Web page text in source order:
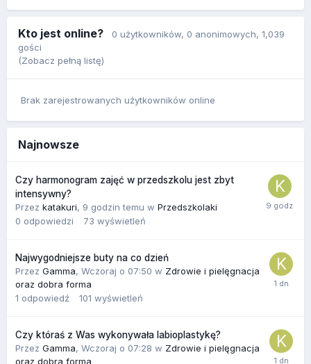
Kto jest online? 0 użytkowników, 0 anonimowych, 1,039
gości
(Zobacz pełną listę)
Brak zarejestrowanych użytkowników online
Najnowsze
Czy harmonogram zajęć w przedszkolu jest zbyt
intensywny?
Przez katakuri, 9 godzin temu w Przedszkolaki
0 odpowiedzi 73 wyświetleń
Najwygodniejsze buty na co dzień
Przez Gamma, Wczoraj o 07:50 w Zdrowie i pielęgnacja
oraz dobra forma
1 odpowiedź 101 wyświetleń
Czy któraś z Was wykonywała labioplastykę?
Przez Gamma, Wczoraj o 07:28 w Zdrowie i pielęgnacja
oraz dobra forma